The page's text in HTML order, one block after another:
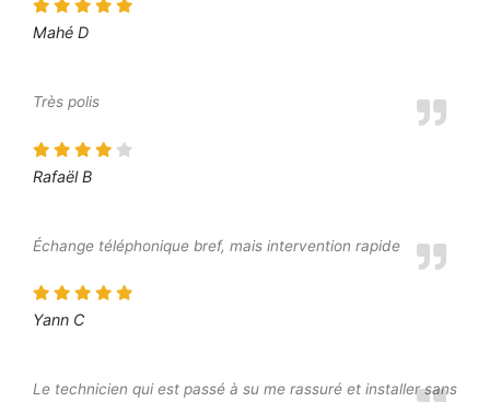
Mahé D
Très polis
Rafaël B
Échange téléphonique bref, mais intervention rapide
Yann C
Le technicien qui est passé à su me rassuré et installer sans